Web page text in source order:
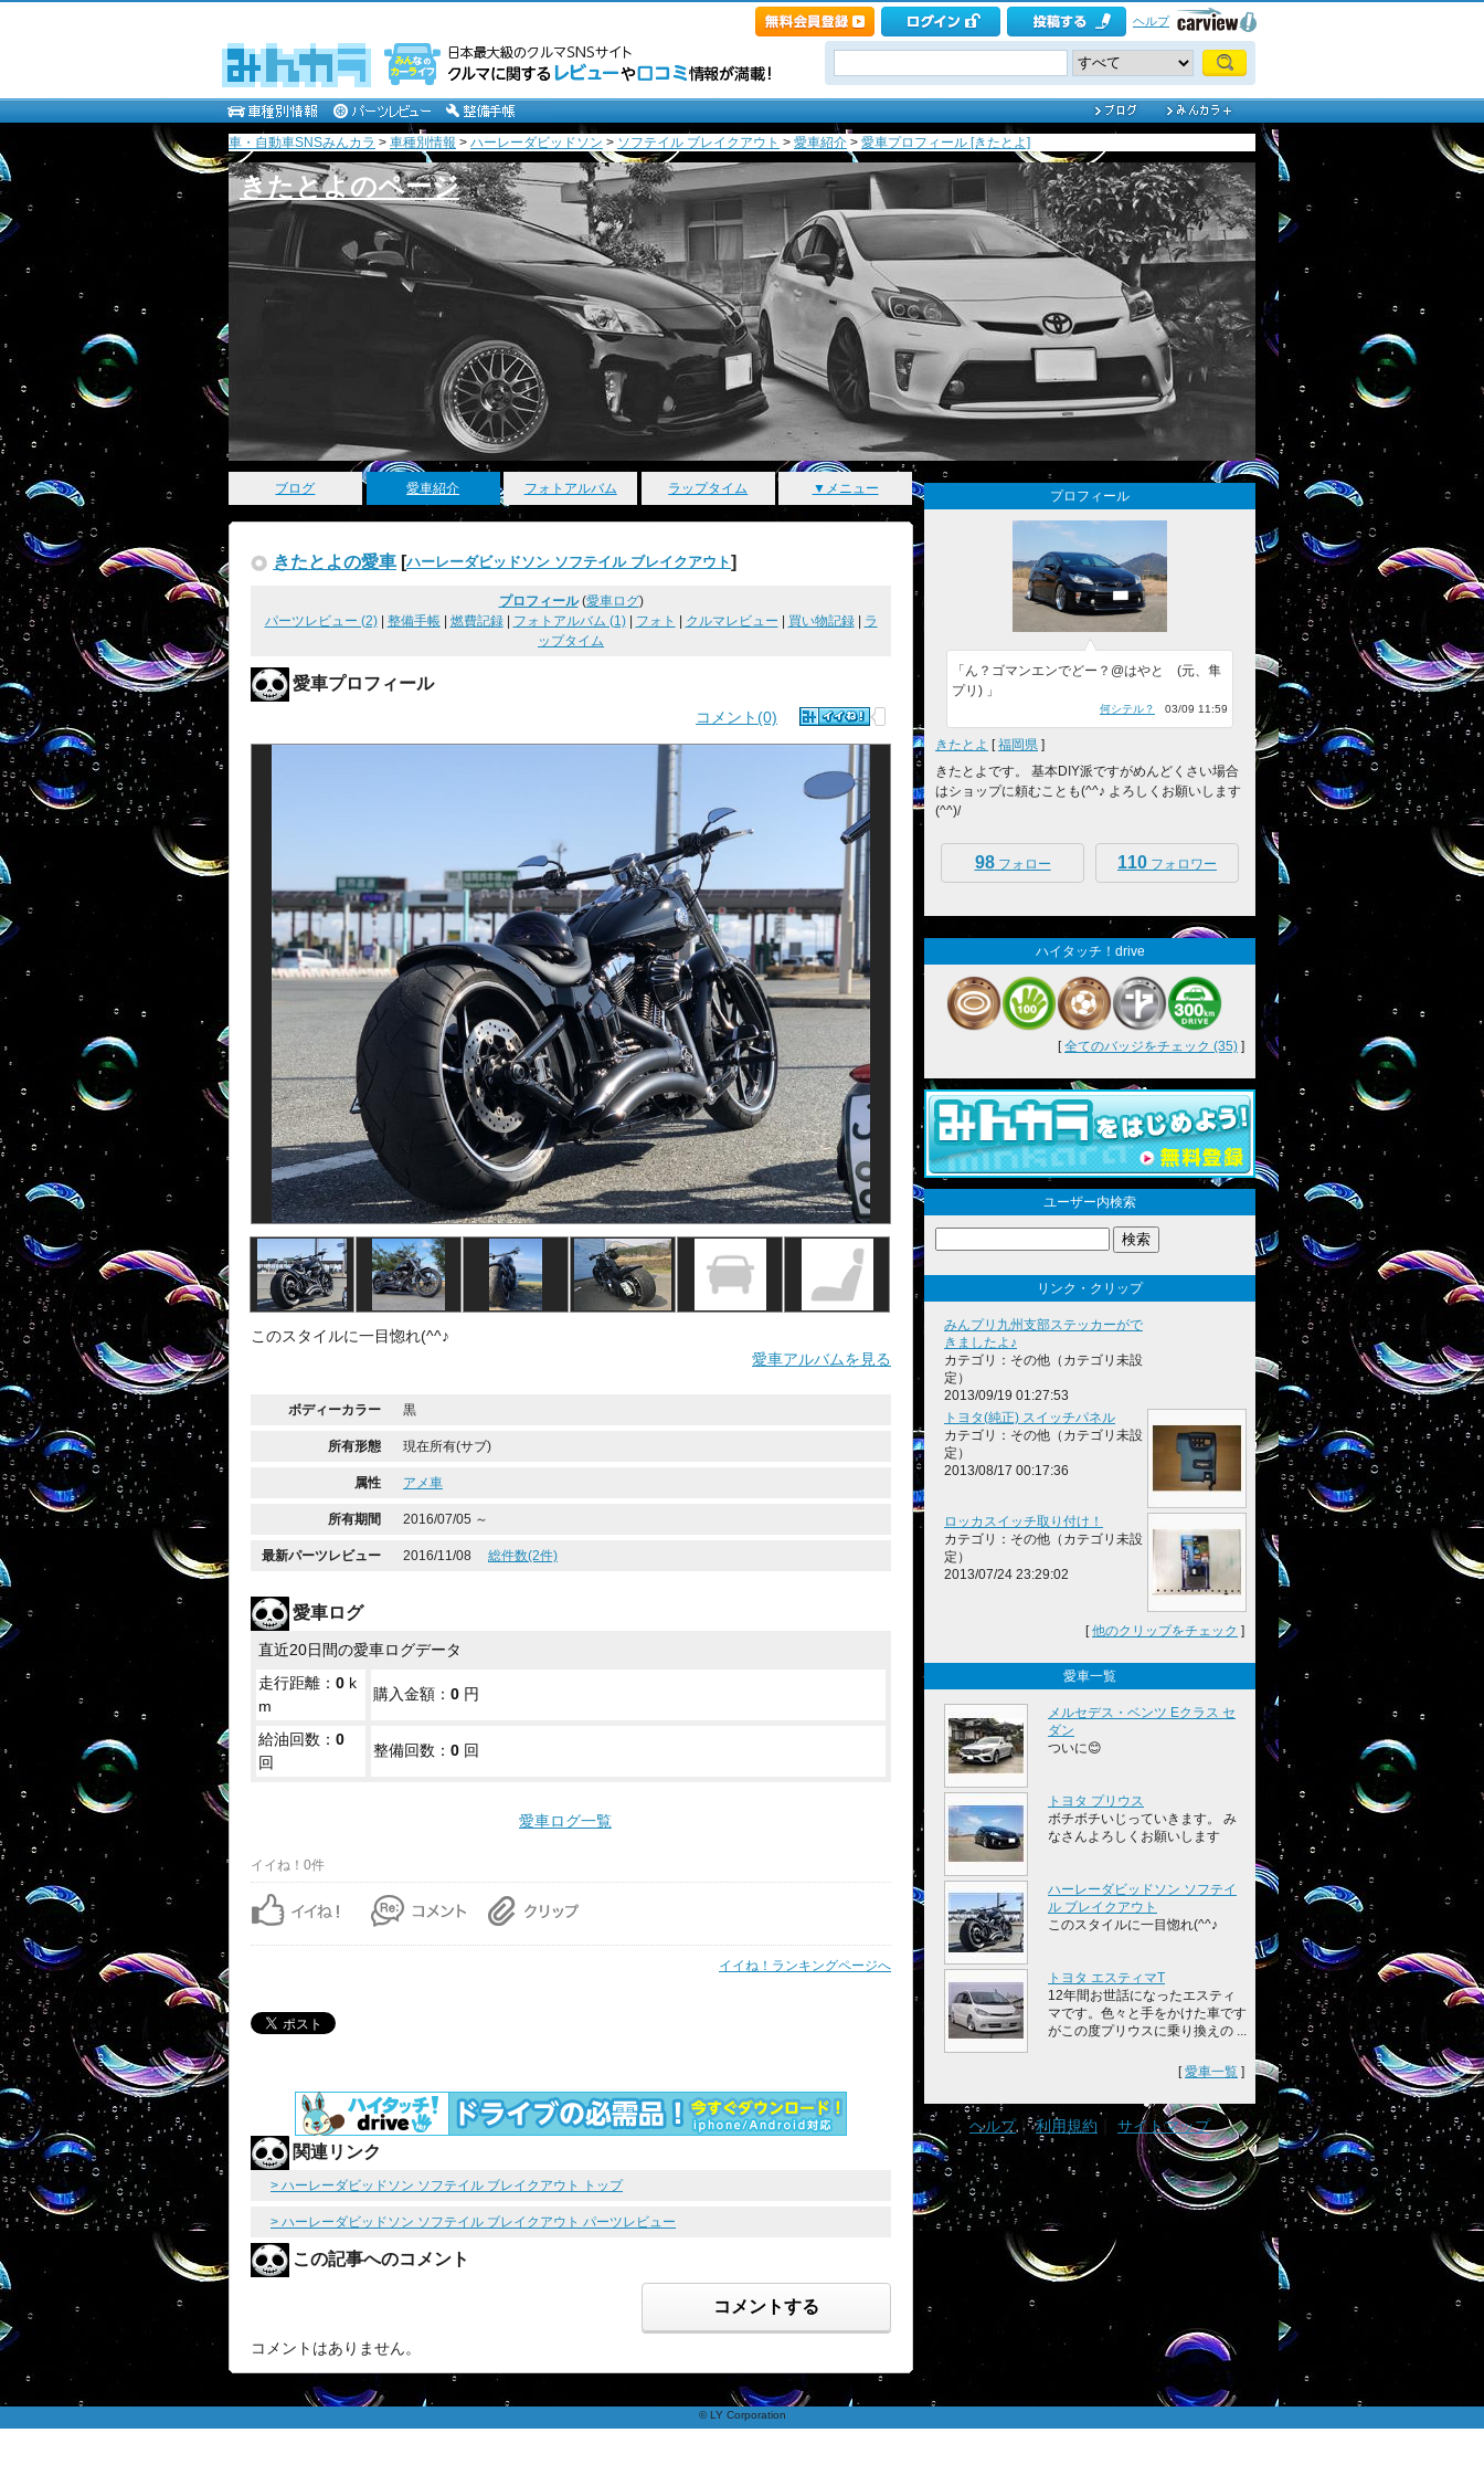
ヘルプ
車・自動車SNSみんカラ > 車種別情報 > ハーレーダビッドソン > ソフテイル ブレイクアウト > 愛車紹介 > 愛車プロフィール [きたとよ]
きたとよのページ
ブログ 愛車紹介 フォトアルバム ラップタイム ▼メニュー
きたとよの愛車 [ハーレーダビッドソン ソフテイル ブレイクアウト]
プロフィール(愛車ログ)
パーツレビュー (2)| 整備手帳| 燃費記録| フォトアルバム (1)| フォト クルマレビュー 買い物記録|
ラ
ップタイム
愛車プロフィール
コメント(0)
このスタイルに一目惚れ(^^♪
愛車アルバムを見る
ボディーカラー 黒
所有形態 現在所有(サブ)
属性 アメ車
所有期間 2016/07/05 ～
最新パーツレビュー 2016/11/08 総件数(2件)
愛車ログ
直近20日間の愛車ログデータ
走行距離： 0 k
m
購入金額： 0 円
給油回数： 0
回
整備回数： 0 回
愛車ログ一覧
イイね！0件
イイね！ランキングページへ
関連リンク
> ハーレーダビッドソン ソフテイル ブレイクアウト トップ
> ハーレーダビッドソン ソフテイル ブレイクアウト パーツレビュー
この記事へのコメント
コメントする
コメントはありません。
プロフィール
「ん？ゴマンエンでどー？@はやと (元、隼
プリ) 」
何シテル？ 03/09 11:59
きたとよ [福岡県 ]
きたとよです。 基本DIY派ですがめんどくさい場合
はショップに頼むことも(^^♪ よろしくお願いします
(^^)/
98フォロー 110 フォロワー
ハイタッチ！drive
[全てのバッジをチェック (35) ]
ユーザー内検索
リンク・クリップ
みんプリ九州支部ステッカーがで
きましたよ♪
カテゴリ：その他（カテゴリ未設
定）
2013/09/19 01:27:53
トヨタ(純正) スイッチパネル
カテゴリ：その他（カテゴリ未設
定）
2013/08/17 00:17:36
ロッカスイッチ取り付け！
カテゴリ：その他（カテゴリ未設
定）
2013/07/24 23:29:02
[他のクリップをチェック ]
愛車一覧
メルセデス・ベンツ Eクラス セ
ダン
ついに😊
トヨタ プリウス
ボチボチいじっていきます。 み
なさんよろしくお願いします
ハーレーダビッドソン ソフテイ
ル ブレイクアウト
このスタイルに一目惚れ(^^♪
トヨタ エスティマT
12年間お世話になったエスティ
マです。色々と手をかけた車です
がこの度プリウスに乗り換えの ...
[愛車一覧 ]
ヘルプ｜利用規約 サイトマップ
© LY Corporation